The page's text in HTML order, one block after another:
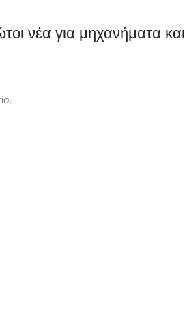
νέα για μηχανήματα και